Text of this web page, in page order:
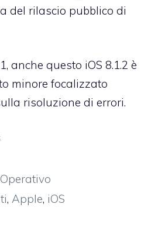
del rilascio pubblico di
anche questo iOS 8.1.2 è
minore focalizzato
risoluzione di errori.
,Apple, iOS